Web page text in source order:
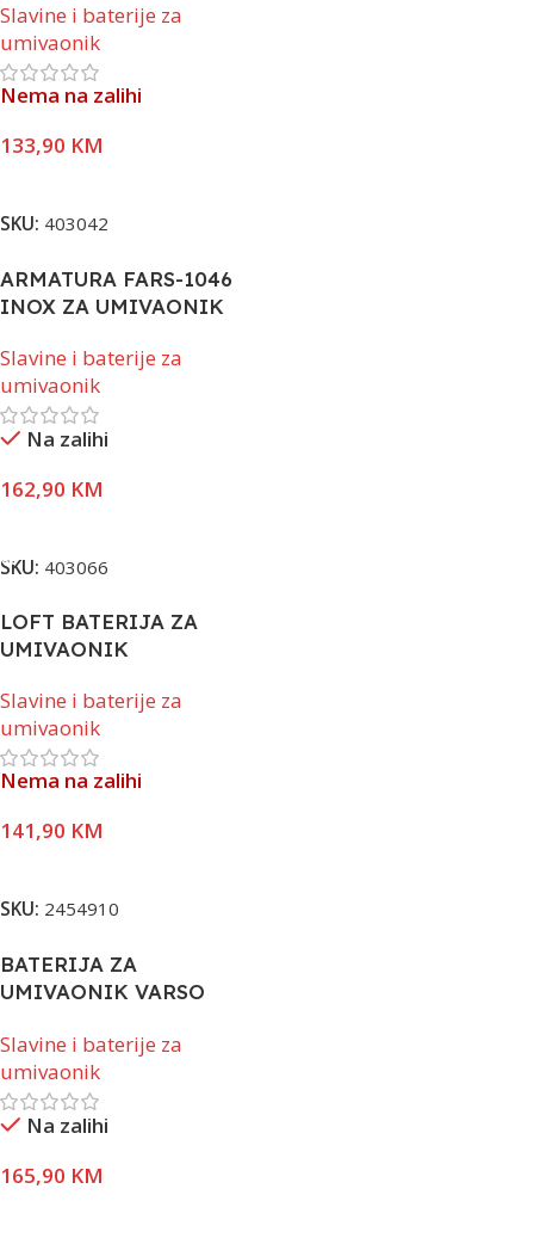
Slavine i baterije za
umivaonik
Nema na zalihi
133,90 KM
SKU: 403042
ARMATURA FARS-1046
INOX ZA UMIVAONIK
Slavine i baterije za
umivaonik
Na zalihi
162,90 KM
SKU: 403066
LOFT BATERIJA ZA
UMIVAONIK
Slavine i baterije za
umivaonik
Nema na zalihi
141,90 KM
SKU: 2454910
BATERIJA ZA
UMIVAONIK VARSO
Slavine i baterije za
umivaonik
Na zalihi
165,90 KM